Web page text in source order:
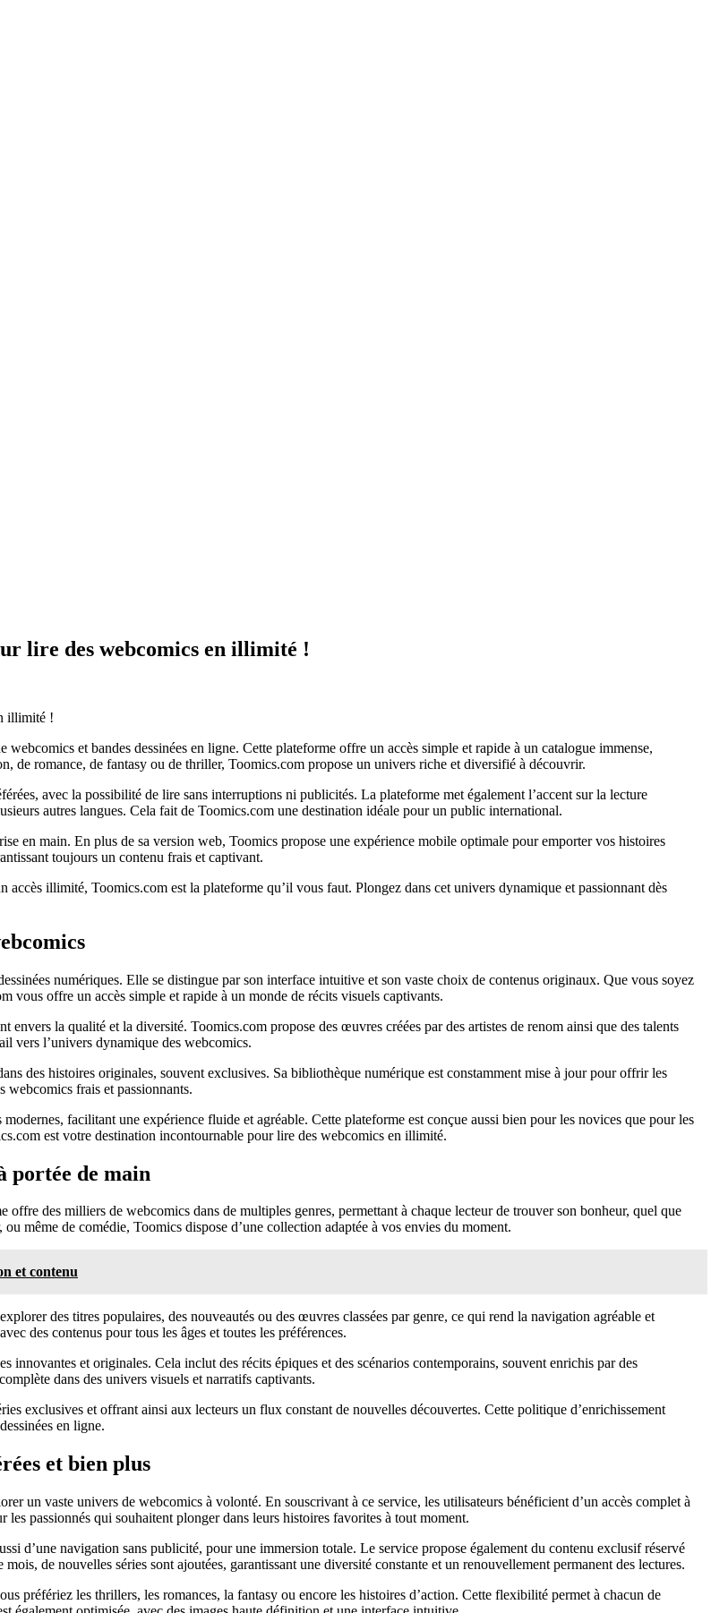
lire des webcomics en illimité !
et bandes dessinées en ligne. Cette plateforme offre un accès simple et rapide à un catalogue immense,
de romance, de fantasy ou de thriller, Toomics.com propose un univers riche et diversifié à découvrir.
avec la possibilité de lire sans interruptions ni publicités. La plateforme met également l’accent sur la lecture
autres langues. Cela fait de Toomics.com une destination idéale pour un public international.
en main. En plus de sa version web, Toomics propose une expérience mobile optimale pour emporter vos histoires
toujours un contenu frais et captivant.
illimité, Toomics.com est la plateforme qu’il vous faut. Plongez dans cet univers dynamique et passionnant dès
numériques. Elle se distingue par son interface intuitive et son vaste choix de contenus originaux. Que vous soyez
vous offre un accès simple et rapide à un monde de récits visuels captivants.
la qualité et la diversité. Toomics.com propose des œuvres créées par des artistes de renom ainsi que des talents
vers l’univers dynamique des webcomics.
des histoires originales, souvent exclusives. Sa bibliothèque numérique est constamment mise à jour pour offrir les
webcomics frais et passionnants.
facilitant une expérience fluide et agréable. Cette plateforme est conçue aussi bien pour les novices que pour les
est votre destination incontournable pour lire des webcomics en illimité.
portée de main
offre des milliers de webcomics dans de multiples genres, permettant à chaque lecteur de trouver son bonheur, quel que
même de comédie, Toomics dispose d’une collection adaptée à vos envies du moment.
et contenu
des titres populaires, des nouveautés ou des œuvres classées par genre, ce qui rend la navigation agréable et
des contenus pour tous les âges et toutes les préférences.
innovantes et originales. Cela inclut des récits épiques et des scénarios contemporains, souvent enrichis par des
dans des univers visuels et narratifs captivants.
exclusives et offrant ainsi aux lecteurs un flux constant de nouvelles découvertes. Cette politique d’enrichissement
en ligne.
et bien plus
un vaste univers de webcomics à volonté. En souscrivant à ce service, les utilisateurs bénéficient d’un accès complet à
passionnés qui souhaitent plonger dans leurs histoires favorites à tout moment.
d’une navigation sans publicité, pour une immersion totale. Le service propose également du contenu exclusif réservé
de nouvelles séries sont ajoutées, garantissant une diversité constante et un renouvellement permanent des lectures.
préfériez les thrillers, les romances, la fantasy ou encore les histoires d’action. Cette flexibilité permet à chacun de